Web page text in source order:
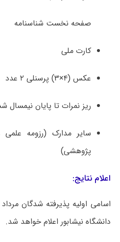
صفحه نخست شناسنامه
کارت ملی
عکس (۴×۳) پرسنلی ۲ عدد
ریز نمرات تا پایان نیمسال
سایر مدارک (رزومه
پژوهشی)
اعلام نتایج:
دانشگاه نیشابور اعلام خواهد شد.